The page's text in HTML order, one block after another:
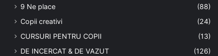
9 Ne place
(88)
Copii creativi
(24)
CURSURI PENTRU COPII
(13)
DE INCERCAT & DE VAZUT
(126)